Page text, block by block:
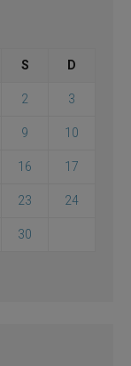
S D
2 3
9 10
16 17
23 24
30